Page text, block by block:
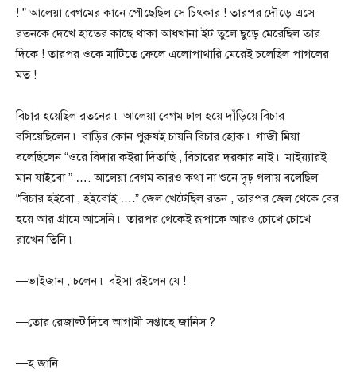
! ” আলেয়া বেগমের কানে পৌছেছিল সে চিৎকার ! তারপর দৌড়ে এসে
রতনকে দেখে হাতের কাছে থাকা আধখানা ইট তুলে ছুড়ে মেরেছিল তার
দিকে ! তারপর ওকে মাটিতে ফেলে এলোপাথারি মেরেই চলেছিল পাগলের
মত !
বিচার হয়েছিল রতনের ৷ আলেয়া বেগম ঢাল হয়ে দাঁড়িয়ে বিচার
বসিয়েছিলেন ৷ বাড়ির কোন পুরুষই চায়নি বিচার হোক ৷ গাজী মিয়া
বলেছিলেন “ওরে বিদায় কইরা দিতাছি , বিচারের দরকার নাই ৷ মাইয়্যারই
মান যাইবো ” …. আলেয়া বেগম কারও কথা না শুনে দৃঢ় গলায় বলেছিল
“বিচার হইবো , হইবোই ….” জেল খেটেছিল রতন , তারপর জেল থেকে বের
হয়ে আর গ্রামে আসেনি ৷ তারপর থেকেই রূপাকে আরও চোখে চোখে
রাখেন তিনি ৷
—ভাইজান , চলেন ৷ বইসা রইলেন যে !
—তোর রেজাল্ট দিবে আগামী সপ্তাহে জানিস ?
—হ জানি